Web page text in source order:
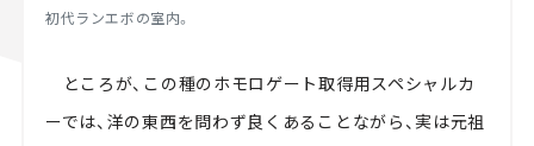
初代ランエボの室内。
ところが、この種のホモロゲート取得用スペシャルカ
ーでは、洋の東西を問わず良くあることながら、実は元祖